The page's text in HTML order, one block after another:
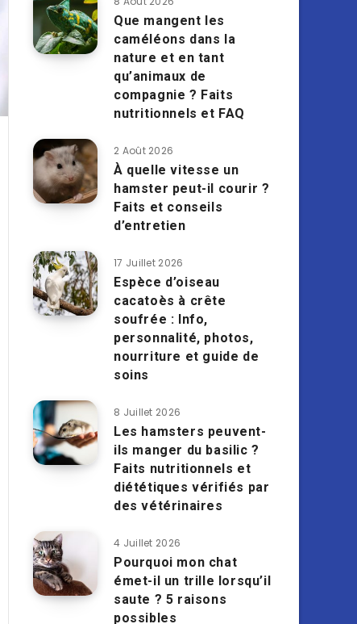
Que mangent les
caméléons dans la
nature et en tant
qu’animaux de
compagnie ? Faits
nutritionnels et FAQ
2 Août 2026
À quelle vitesse un
hamster peut-il courir ?
Faits et conseils
d’entretien
17 Juillet 2026
Espèce d’oiseau
cacatoès à crête
soufrée : Info,
personnalité, photos,
nourriture et guide de
soins
8 Juillet 2026
Les hamsters peuvent-
ils manger du basilic ?
Faits nutritionnels et
diététiques vérifiés par
des vétérinaires
4 Juillet 2026
Pourquoi mon chat
émet-il un trille lorsqu’il
saute ? 5 raisons
possibles